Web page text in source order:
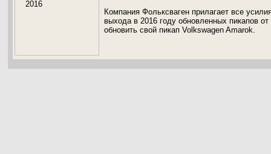
Компания Фольксваген прилагает все
выхода в 2016 году обновленных пикапов
обновить свой пикап Volkswagen Amarok.